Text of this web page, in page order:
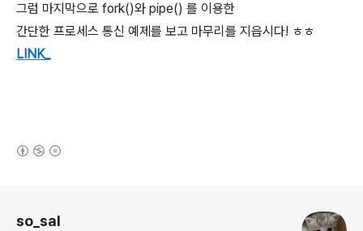
그럼 마지막으로 fork()와 pipe() 를 이용한
간단한 프로세스 통신 예제를 보고 마무리를 지읍시다! ㅎㅎ
LINK_
so_sal